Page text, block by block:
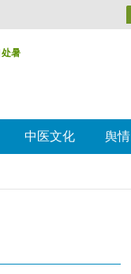
处暑
中医文化 舆情